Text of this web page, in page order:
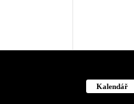
Kalendář